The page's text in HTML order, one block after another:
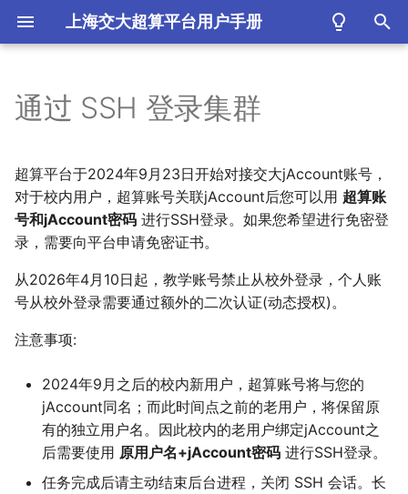
上海交大超算平台用户手册
入
以
始
搜
登录入口
进行密码认证的SSH登录
以Mobaxterm为代表的命
令行客户端进行SSH登录
以XShell为代表的图形界面
客户端进行SSH登录
免密SSH登录
以Mobaxterm为代表的命
令行客户端进行免密登录
以XShell为代表的图形界面
客户端进行免密登录
通过 SSH 登录集群
超算平台于2024年9月23日开始对接交大jAccount账号，
对于校内用户，超算账号关联jAccount后您可以用 超算账
号和jAccount密码 进行SSH登录。如果您希望进行免密登
录，需要向平台申请免密证书。
从2026年4月10日起，教学账号禁止从校外登录，个人账
号从校外登录需要通过额外的二次认证(动态授权)。
注意事项:
2024年9月之后的校内新用户，超算账号将与您的
jAccount同名；而此时间点之前的老用户，将保留原
有的独立用户名。因此校内的老用户绑定jAccount之
后需要使用 原用户名+jAccount密码 进行SSH登录。
任务完成后请主动结束后台进程，关闭 SSH 会话。长